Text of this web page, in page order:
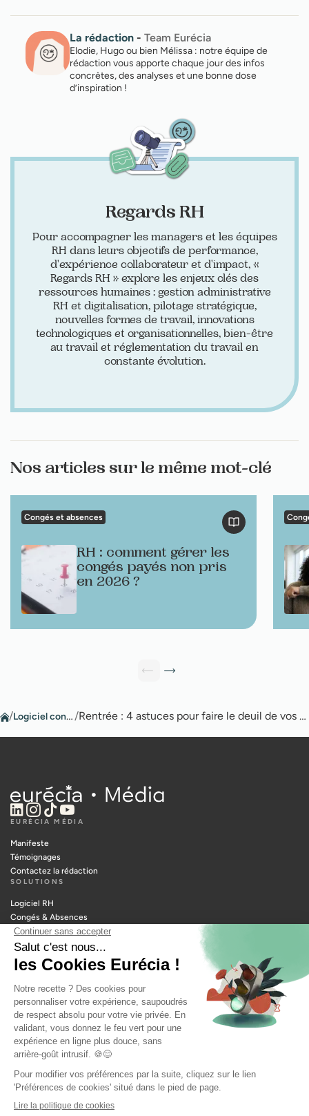
La rédaction - Team Eurécia
Elodie, Hugo ou bien Mélissa : notre équipe de
rédaction vous apporte chaque jour des infos
concrètes, des analyses et une bonne dose
d’inspiration !
Regards RH
Pour accompagner les managers et les équipes
RH dans leurs objectifs de performance,
d'expérience collaborateur et d'impact, «
Regards RH » explore les enjeux clés des
ressources humaines : gestion administrative
RH et digitalisation, pilotage stratégique,
nouvelles formes de travail, innovations
technologiques et organisationnelles, bien-être
au travail et réglementation du travail en
constante évolution.
Nos articles sur le même mot-clé
Congés et absences
RH : comment gérer les
congés payés non pris
en 2026 ?
/ Logiciel congés / Rentrée : 4 astuces pour faire le deuil de vos congés
EURÉCIA MÉDIA
Manifeste
Témoignages
Contactez la rédaction
SOLUTIONS
Logiciel RH
Congés & Absences
Notes de frais
Portail RH
Temps & Activités
Paie
Recrutement
RESSOURCES
Outils manager
Glossaire RH
Métiers RH